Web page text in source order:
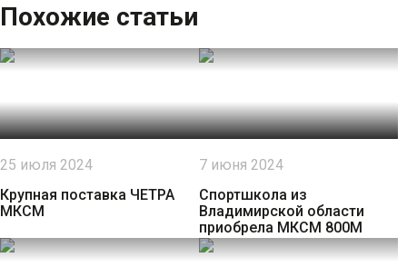
Похожие статьи
25 июля 2024
Крупная поставка ЧЕТРА
МКСМ
7 июня 2024
Спортшкола из
Владимирской области
приобрела МКСМ 800М